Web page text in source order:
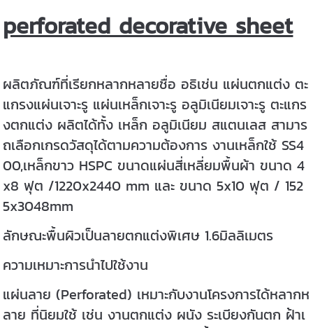
perforated decorative sheet
ผลิตภัณฑ์ที่เรียกหลากหลายชื่อ อธิเช่น แผ่นตกแต่ง ตะ
แกรงแผ่นเจาะรู แผ่นเหล็กเจาะรู อลูมิเนียมเจาะรู ตะแกร
งตกแต่ง ผลิตได้ทั้ง เหล็ก อลูมิเนียม สแตนเลส สามาร
ถเลือกเกรดวัสดุได้ตามความต้องการ งานเหล็กใช้ SS4
00,เหล็กขาว HSPC ขนาดแผ่นสี่เหลี่ยมพื้นผ้า ขนาด 4
x8 ฟุต /1220x2440 mm และ ขนาด 5x10 ฟุต / 152
5x3048mm
ลักษณะพื้นผิวเป็นลายตกแต่งพิเศษ 1.6มิลลิเมตร
ความเหมาะการนำไปใช้งาน
แผ่นลาย (Perforated) เหมาะกับงานโครงการได้หลากห
ลาย ที่นิยมใช้ เช่น งานตกแต่ง ผนัง ระเบียงกันตก ฝ้าเ